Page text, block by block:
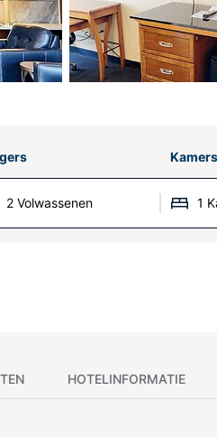
Kamers
2 Volwassenen 1
HOTELINFORMATIE